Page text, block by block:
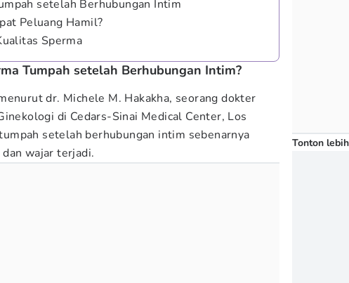
setelah Berhubungan Intim
Peluang Hamil?
Sperma
Tumpah setelah Berhubungan Intim?
dr. Michele M. Hakakha, seorang dokter
di Cedars-Sinai Medical Center, Los
setelah berhubungan intim sebenarnya
wajar terjadi.
Tonton